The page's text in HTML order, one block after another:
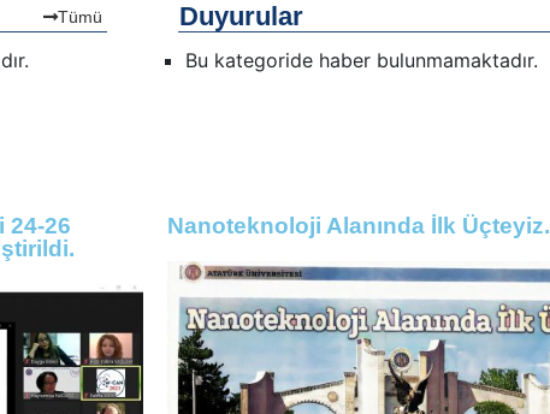
Tümü Duyurular
Bu kategoride haber bulunmamaktadır.
24-26
Nanoteknoloji Alanında İlk Üçteyiz.